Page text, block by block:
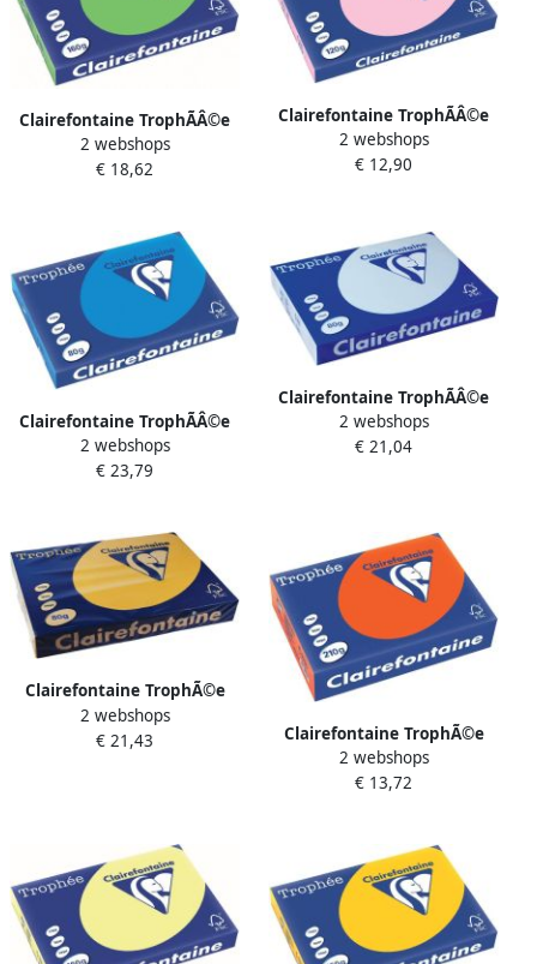
Clairefontaine TrophÃÂ©e
Intens gekleurd papier A3
160 g 250 vel grasgroen
2 webshops
€ 18,62
Clairefontaine TrophÃÂ©e
Pastel gekleurd papier A3
120 g 250 vel roze
2 webshops
€ 12,90
Clairefontaine TrophÃÂ©e
Intens gekleurd papier A3
80 g 500 vel turkoois
2 webshops
€ 23,79
Clairefontaine TrophÃÂ©e
Pastel gekleurd papier A3
80 g 500 vel azuurblauw
2 webshops
€ 21,04
Clairefontaine TrophÃ©e
Pastel gekleurd papier A3
80 g 500 vel goudgeel
2 webshops
€ 21,43
Clairefontaine TrophÃ©e
Intens gekleurd papier A4
210 g 250 vel kardinaalrood
2 webshops
€ 13,72